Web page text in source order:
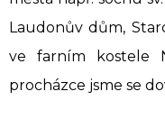
Laudonův dům,
ve farním kostele
procházce jsme se